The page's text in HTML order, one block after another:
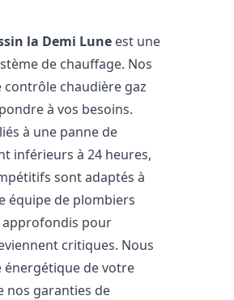
la Demi Lune est une
de chauffage. Nos
chaudière gaz
à vos besoins.
à une panne de
inférieurs à 24 heures,
sont adaptés à
équipe de plombiers
approfondis pour
critiques. Nous
énergétique de votre
nos garanties de